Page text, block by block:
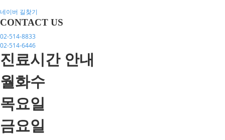
네이버 길찾기
CONTACT US
02-514-8833
02-514-6446
진료시간 안내
월화수
목요일
금요일